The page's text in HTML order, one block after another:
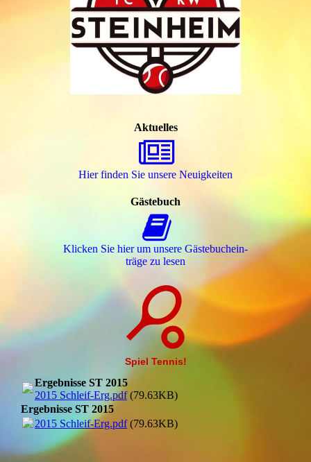
Aktuelles
Hier finden Sie unsere Neuigkeiten
Gästebuch
Klicken Sie hier um unsere Gäs­te­buch­ein­
trä­ge zu lesen
Spiel Tennis!
Ergebnisse ST 2015
2015 Schleif-Erg.pdf(79.63KB)
Ergebnisse ST 2015
2015 Schleif-Erg.pdf(79.63KB)